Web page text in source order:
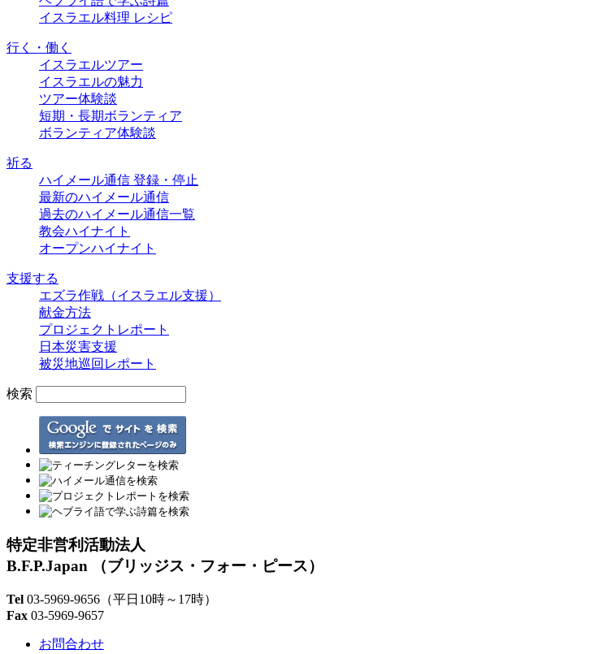
イスラエル料理 レシピ
行く・働く
イスラエルツアー
イスラエルの魅力
ツアー体験談
短期・長期ボランティア
ボランティア体験談
祈る
ハイメール通信 登録・停止
最新のハイメール通信
過去のハイメール通信一覧
教会ハイナイト
オープンハイナイト
支援する
エズラ作戦（イスラエル支援）
献金方法
プロジェクトレポート
日本災害支援
被災地巡回レポート
検索
特定非営利活動法人
B.F.P.Japan
（ブリッジス・フォー・ピース）
Tel 03-5969-9656 （平日10時～17時）
Fax 03-5969-9657
お問合わせ